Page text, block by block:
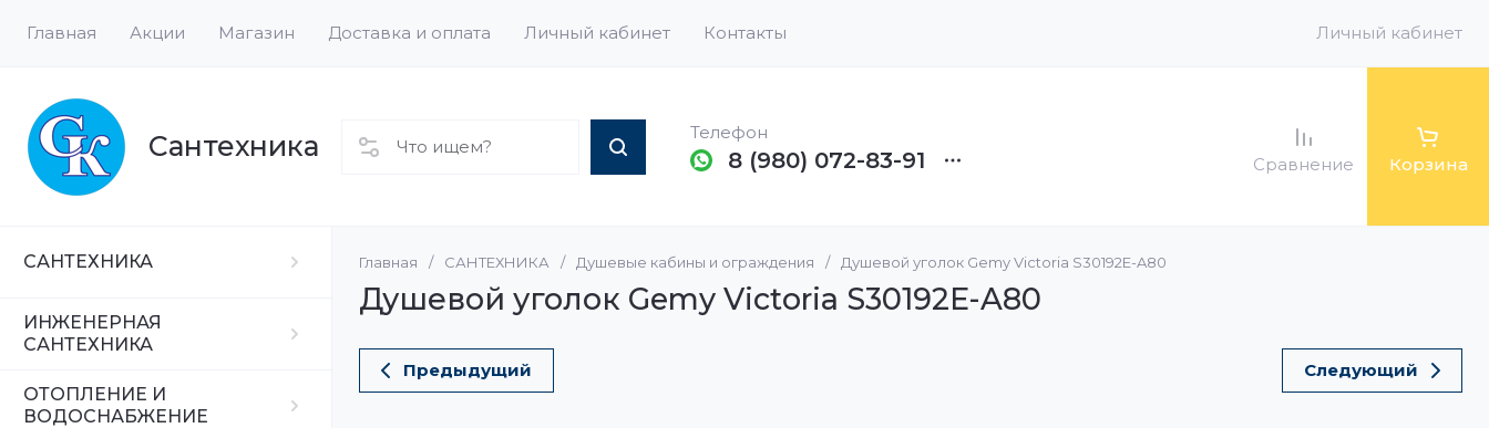
Главная Акции Магазин Доставка и оплата Личный кабинет Контакты Личный кабинет
Сантехника Телефон
8 (980) 072-83-91 Сравнение Корзина
САНТЕХНИКА Ванны
Ванны
Комплектующие для ванн
Раковины
ИНЖЕНЕРНАЯ
САНТЕХНИКА
Трубы Запорная арматура
Коллекторы
ОТОПЛЕНИЕ И
ВОДОСНАБЖЕНИЕ
Водонагреватели, Котлы и Бойлеры
Насосы
Расширительные баки и
гидроаккумуляторы
Главная / САНТЕХНИКА / Душевые кабины и ограждения / Душевой уголок Gemy Victoria S30192E-A80
Душевой уголок Gemy Victoria S30192E-A80
Предыдущий Следующий